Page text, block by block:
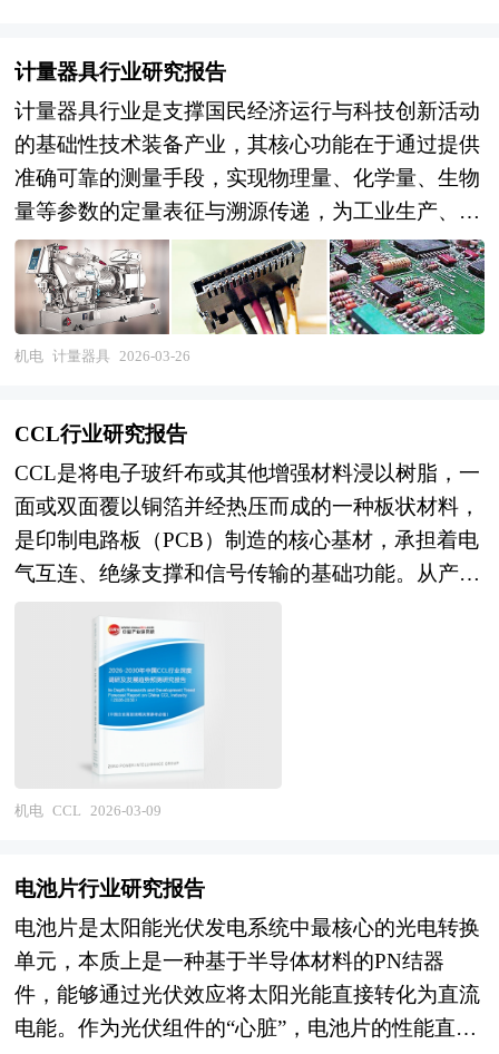
计量器具行业研究报告
计量器具行业是支撑国民经济运行与科技创新活动
的基础性技术装备产业，其核心功能在于通过提供
准确可靠的测量手段，实现物理量、化学量、生物
量等参数的定量表征与溯源传递，为工业生产、科
学研究、贸易结算、环境监测、医疗卫生、安全防
护等领域提供计量保障，是质量基础设施的重要组
成部分，也是国家核心竞争力的重要标志。从产业
范畴来看，计量器具行业涵盖上游核心元器件与材
学、力学、电磁、光学、化学、时间频率、电离辐
射等各类计量标准器具与工作计量器具），以及下
游校准检测服务与系统集成（计量校准机构、检测
实验室、在线计量系统、智慧计量解决方案）的完
整产业链条。按照计量专业可分为十大计量领域
（几何量、热工、力学、电磁、电子、时间频率、
光学、化学、声学、电离辐射），按照精度等级则
形成基准器具、标准器具、工作器具等层级体系。
随着智能制造与数字化转型深入推进，计量器具正
从离线静态测量向在线动态测量、从单一参数测量
向多参数综合测量转变，其产业边界不断向量子计
量、智能传感器、数字计量等新兴领域延伸。 当
化升级的关键转型期。经过多年的发展积累，我国
在中低端计量器具领域已形成较为完整的产业体
系，部分产品（如电能表、水表、燃气表）产量全
球领先，但在高端计量标准器具、高精度测量仪
器、核心传感器等方面，基恩士、海克斯康、蔡
机电 计量器具 2026-03-26
CCL行业研究报告
CCL是将电子玻纤布或其他增强材料浸以树脂，一
面或双面覆以铜箔并经热压而成的一种板状材料，
是印制电路板（PCB）制造的核心基材，承担着电
气互连、绝缘支撑和信号传输的基础功能。从产业
接决定PCB的电气特性、机械强度、耐热性和可靠
性，产品形态从传统的FR-4标准材料向高频高速、
高导热、高可靠性、无卤环保等特种材料持续升
级。作为典型的技术密集型和资本密集型产业，
CCL行业的发展与5G通信、人工智能、新能源汽
车、高端消费电子等下游应用的技术迭代深度绑
业的供应链安全和创新支撑能力。 当前，我国
键阶段，国产替代与结构升级同步推进。在产业规
模方面，我国已成为全球最大的CCL生产国和消费
国，产能占比超过七成，普通FR-4产品竞争激烈，
但在高频高速覆铜板、IC封装基板材料、高端挠性
机电 CCL 2026-03-09
电池片行业研究报告
电池片是太阳能光伏发电系统中最核心的光电转换
单元，本质上是一种基于半导体材料的PN结器
件，能够通过光伏效应将太阳光能直接转化为直流
电能。作为光伏组件的“心脏”，电池片的性能直接